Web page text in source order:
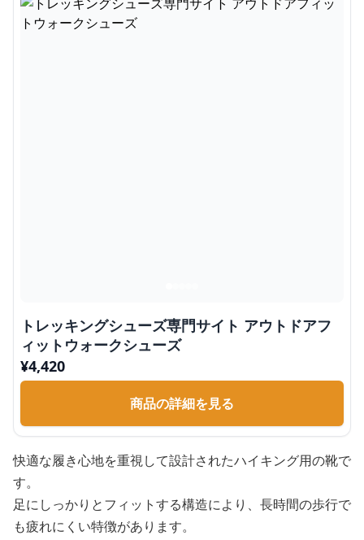
トレッキングシューズ専門サイト アウトドアフ
ィットウォークシューズ
¥4,420
商品の詳細を見る
快適な履き心地を重視して設計されたハイキング用の靴で
す。
足にしっかりとフィットする構造により、長時間の歩行で
も疲れにくい特徴があります。